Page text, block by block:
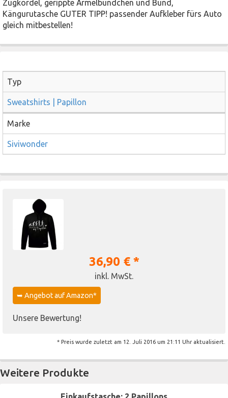
Zugkordel, gerippte Ärmelbündchen und Bund,
Kängurutasche GUTER TIPP! passender Aufkleber fürs Auto
gleich mitbestellen!
Typ
Sweatshirts | Papillon
Marke
Siviwonder
36,90 € *
inkl. MwSt.
➥ Angebot auf Amazon*
Unsere Bewertung!
* Preis wurde zuletzt am 12. Juli 2016 um 21:11 Uhr aktualisiert.
Weitere Produkte